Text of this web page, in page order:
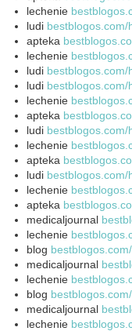
lechenie
ludi
apteka
lechenie
ludi
ludi
lechenie
apteka
ludi
lechenie
apteka
ludi
lechenie
apteka
medicaljournal
lechenie
blog
medicaljournal
lechenie
blog
medicaljournal
lechenie